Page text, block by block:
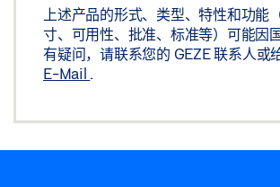
上述产品的形式、类型、特性和功能
寸、可用性、批准、标准等）可能因
有疑问，请联系您的 GEZE 联系人或
E-Mail .